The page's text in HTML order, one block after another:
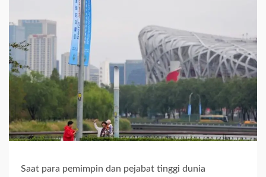
Saat para pemimpin dan pejabat tinggi dunia